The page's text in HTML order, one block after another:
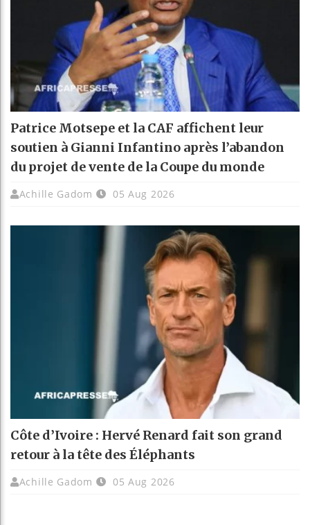
Patrice Motsepe et la CAF affichent leur
soutien à Gianni Infantino après l’abandon
du projet de vente de la Coupe du monde
Achille Gadom 05 Aug 2026
Côte d’Ivoire : Hervé Renard fait son grand
retour à la tête des Éléphants
Achille Gadom 05 Aug 2026